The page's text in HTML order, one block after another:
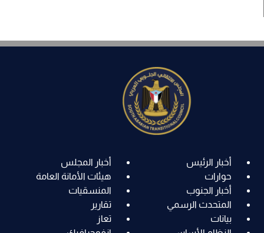
أخبار الرئيس
أخبار المجلس
حوارات
هيئات الأمانة العامة
أخبار الجنوب
المنسقيات
المتحدث الرسمي
تقارير
بيانات
تعاز